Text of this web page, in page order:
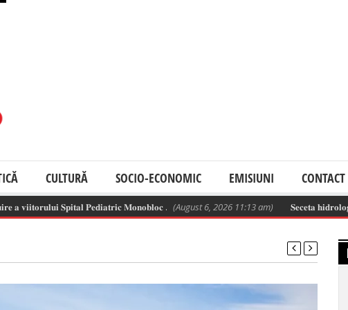
CULTURĂ SOCIO-ECONOMIC EMISIUNI CONTACT
𝐒𝐩𝐢𝐭𝐚𝐥 𝐏𝐞𝐝𝐢𝐚𝐭𝐫𝐢𝐜 𝐌𝐨𝐧𝐨𝐛𝐥𝐨𝐜 . (August 6, 2026 11:13 am) 𝐒𝐞𝐜𝐞𝐭𝐚 𝐡𝐢𝐝𝐫𝐨𝐥𝐨𝐠𝐢𝐜𝐚̆ 𝐬𝐞